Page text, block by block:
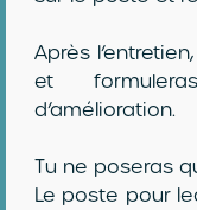
Après
et
d’amélioration.
Tu ne poseras
Le poste pour